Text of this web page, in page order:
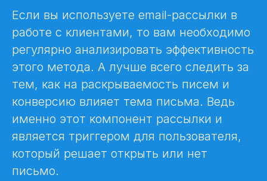
Если вы используете email-рассылки в
работе с клиентами, то вам необходимо
регулярно анализировать эффективность
этого метода. А лучше всего следить за
тем, как на раскрываемость писем и
конверсию влияет тема письма. Ведь
именно этот компонент рассылки и
является триггером для пользователя,
который решает открыть или нет
письмо.